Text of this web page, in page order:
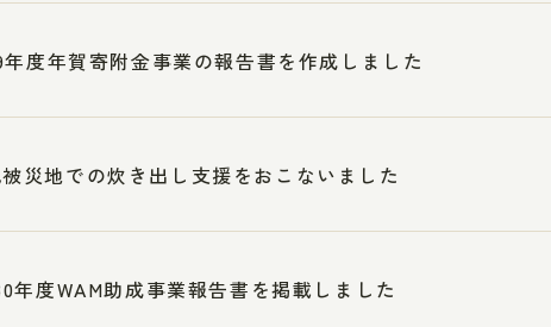
年度年賀寄附金事業の報告書を作成しました
災地での炊き出し支援をおこないました
年度WAM助成事業報告書を掲載しました